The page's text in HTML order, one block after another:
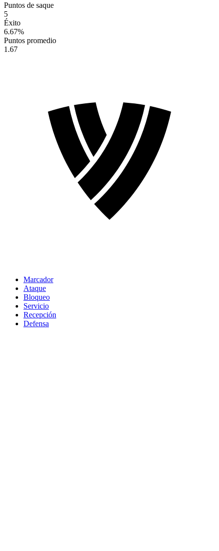
Puntos de saque
5
Éxito
6.67%
Puntos promedio
1.67
Marcador
Ataque
Bloqueo
Servicio
Recepción
Defensa